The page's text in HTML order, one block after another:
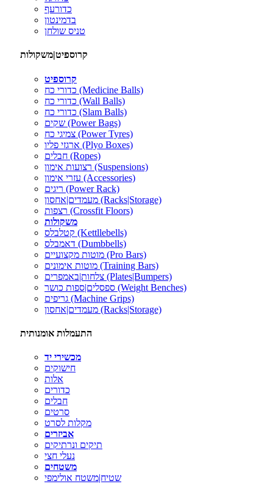
כדורעף
בדמינטון
טניס שולחן
קרוספיט|משקולות
קרוספיט
כדורי כח (Medicine Balls)
כדורי כח (Wall Balls)
כדורי כח (Slam Balls)
שקים (Power Bags)
צמיגי כח (Power Tyres)
ארגזי פליו (Plyo Boxes)
חבלים (Ropes)
רצועות אימון (Suspensions)
עזרי אימון (Accessories)
ריגים (Power Rack)
מעמדים|אחסון (Racks|Storage)
רצפות (Crossfit Floors)
משקולות
קטלבלס (Kettllebells)
דאמבלס (Dumbbells)
מוטות מקצועיים (Pro Bars)
מוטות אימונים (Training Bars)
צלחות|באמפרים (Plates|Bumpers)
ספסלים|ספות כושר (Weight Benches)
גריפים (Machine Grips)
מעמדים|אחסון (Racks|Storage)
התעמלות אומנותית
מכשירי יד
חישוקים
אלות
כדורים
חבלים
סרטים
מקלות לסרט
אביזרים
תיקים ונרתיקים
נעלי חצי
משטחים
שטיח|משטח אולימפי